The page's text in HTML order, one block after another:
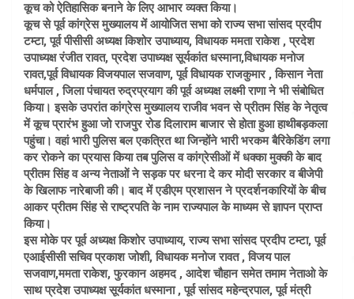
कूच को ऐतिहासिक बनाने के लिए आभार व्यक्त किया।
कूच से पूर्व कांग्रेस मुख्यालय में आयोजित सभा को राज्य सभा सांसद प्रदीप
टम्टा, पूर्व पीसीसी अध्यक्ष किशोर उपाध्याय, विधायक ममता राकेश , प्रदेश
उपाध्यक्ष रंजीत रावत, प्रदेश उपाध्यक्ष सूर्यकांत धस्माना,विधायक मनोज
रावत,पूर्व विधायक विजयपाल सजवाण, पूर्व विधायक राजकुमार , किसान नेता
धर्मपाल , जिला पंचायत रुद्रप्रयाग की पूर्व अध्यक्ष लक्ष्मी राणा ने भी संबोधित
किया। इसके उपरांत कांग्रेस मुख्यालय राजीव भवन से प्रीतम सिंह के नेतृत्व
में कूच प्रारंभ हुआ जो राजपुर रोड दिलाराम बाजार से होता हुआ हाथीबड़कला
पहुंचा। वहां भारी पुलिस बल एकत्रित था जिन्होंने भारी भरकम बैरिकेडिंग लगा
कर रोकने का प्रयास किया तब पुलिस व कांग्रेसीओं में धक्का मुक्की के बाद
प्रीतम सिंह व अन्य नेताओं ने सड़क पर धरना दे कर मोदी सरकार व बीजेपी
के खिलाफ नारेबाजी की। बाद में एडीएम प्रशासन ने प्रदर्शनकारियों के बीच
आकर प्रीतम सिंह से राष्ट्रपति के नाम राज्यपाल के माध्यम से ज्ञापन प्राप्त
किया।
इस मोके पर पूर्व अध्यक्ष किशोर उपाध्याय, राज्य सभा सांसद प्रदीप टम्टा, पूर्व
एआईसीसी सचिव प्रकाश जोशी, विधायक मनोज रावत , विजय पाल
सजवाण,ममता राकेश, फुरकान अहमद , आदेश चौहान समेत तमाम नेताओ के
साथ प्रदेश उपाध्यक्ष सूर्यकांत धस्माना , पूर्व सांसद महेन्द्रपाल, पूर्व मंत्री